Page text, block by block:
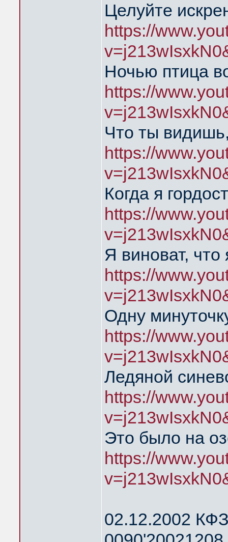
Целуйте
https://
Ночью птица
https://
Что ты
https://
Когда я
https://
Я виноват,
https://
Одну
https://
Ледяной
https://
Это было на
https://
02.12.2002